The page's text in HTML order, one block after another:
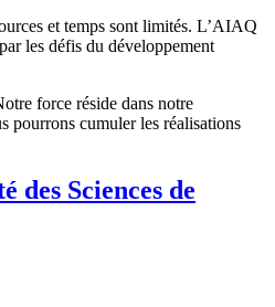
et temps sont limités. L’AIAQ
les défis du développement
force réside dans notre
pourrons cumuler les réalisations
des Sciences de